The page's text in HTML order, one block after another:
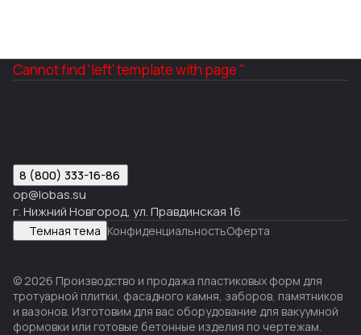
Cannot find 'left' template with page ''
8 (800) 333-16-86
op@lobas.su
г. Нижний Новгород, ул. Правдинская 16
Темная тема КонфиденциальностьОферта
© 2026 Производство и продажа пластиковых форм для
тротуарной плитки, фасадного камня, заборов, памятников
и вазонов. Изготовим для вас оборудование для вакуумной
формовки или готовые бетонные изделия по чертежам.